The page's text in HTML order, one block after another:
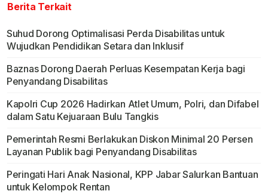
Berita Terkait
Suhud Dorong Optimalisasi Perda Disabilitas untuk
Wujudkan Pendidikan Setara dan Inklusif
Baznas Dorong Daerah Perluas Kesempatan Kerja bagi
Penyandang Disabilitas
Kapolri Cup 2026 Hadirkan Atlet Umum, Polri, dan Difabel
dalam Satu Kejuaraan Bulu Tangkis
Pemerintah Resmi Berlakukan Diskon Minimal 20 Persen
Layanan Publik bagi Penyandang Disabilitas
Peringati Hari Anak Nasional, KPP Jabar Salurkan Bantuan
untuk Kelompok Rentan